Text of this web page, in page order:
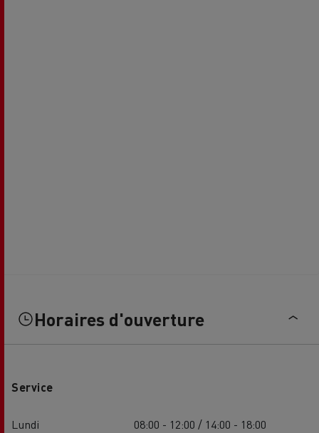
Horaires d'ouverture
Service
Lundi
08:00 - 12:00 / 14:00 - 18:00